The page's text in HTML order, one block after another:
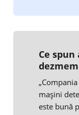
Ce
mașini
este bună